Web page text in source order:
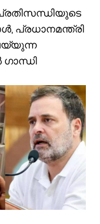
പ്രധാനമന്ത്രി
ഗാന്ധി